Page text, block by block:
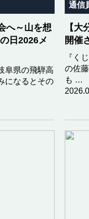
へ～山を想
日2026メ
阜県の飛騨高
になるとその
通信
【大
開催
『く
の佐
も …